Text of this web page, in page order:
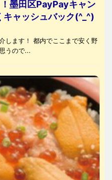
墨田区PayPayキャン
ャッシュバック(^_^)
します！ 都内でここまで安く野
うので...